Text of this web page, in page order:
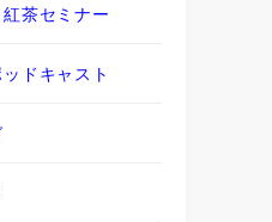
茶セミナー
ドキャスト